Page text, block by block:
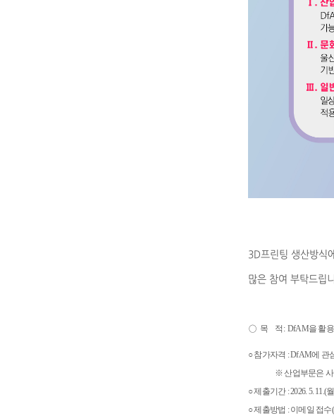
​3D프린팅 생산방식
많은 참여 부탁드립
○ 목 적: DfAM을 활
○ 참가자격 : DfAM에 관
※ 산업부문은 사
○ 제출기간 : 2026. 5. 11.(
○ 제출방법 : 이메일 접수